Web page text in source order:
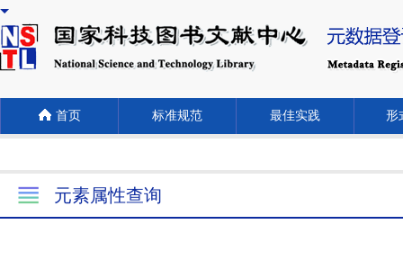
首页 标准规范 最佳实践 形
元素属性查询